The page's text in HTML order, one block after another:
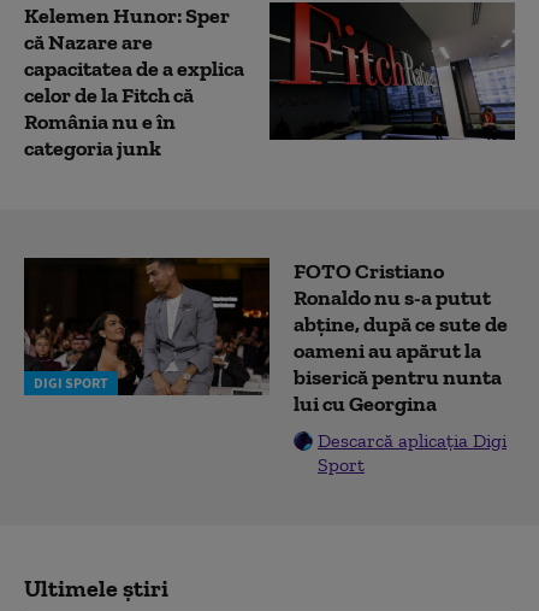
Kelemen Hunor: Sper
că Nazare are
capacitatea de a explica
celor de la Fitch că
România nu e în
categoria junk
DIGI SPORT
FOTO Cristiano
Ronaldo nu s-a putut
abține, după ce sute de
oameni au apărut la
biserică pentru nunta
lui cu Georgina
Descarcă aplicația Digi
Sport
Ultimele știri